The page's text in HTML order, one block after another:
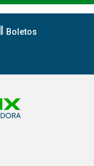
Boletos